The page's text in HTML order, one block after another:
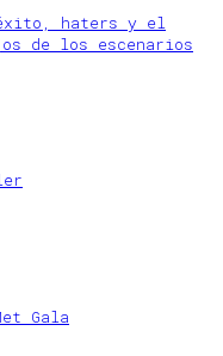
haters y el
de los escenarios
Gala